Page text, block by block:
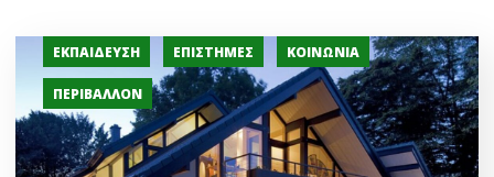
ΕΚΠΑΊΔΕΥΣΗ ΕΠΙΣΤΉΜΕΣ ΚΟΙΝΩΝΊΑ
ΠΕΡΙΒΆΛΛΟΝ